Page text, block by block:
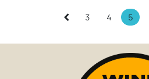
3 4 5